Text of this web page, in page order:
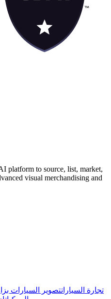
platform to source, list, market,
visual merchandising and
تجارة السياراتتصوير السيارات بزاوية 360